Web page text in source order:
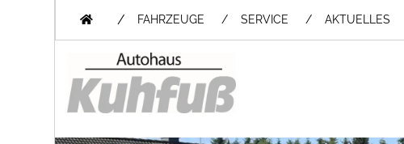
/ FAHRZEUGE SERVICE AKTUELLES